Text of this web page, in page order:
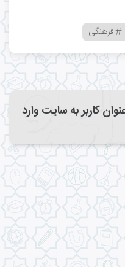
فرهنگی
کاربر به سایت وارد